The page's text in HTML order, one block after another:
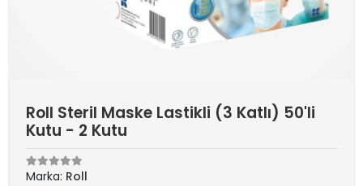
Roll Steril Maske Lastikli (3 Katlı) 50'li
Kutu - 2 Kutu
Marka: Roll